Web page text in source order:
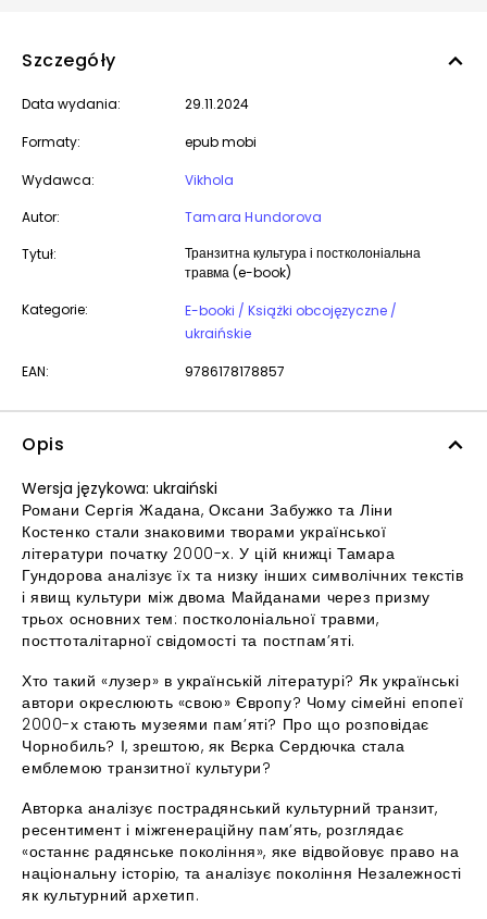
Szczegóły
Data wydania: 29.11.2024
Formaty: epub mobi
Wydawca:
Vikhola
Autor:
Tamara Hundorova
Tytuł:
Транзитна культура і постколоніальна
травма (e-book)
Kategorie:
E-booki / Książki obcojęzyczne /
ukraińskie
EAN: 9786178178857
Opis
Wersja językowa: ukraiński
Романи Сергія Жадана, Оксани Забужко та Ліни
Костенко стали знаковими творами української
літератури початку 2000-х. У цій книжці Тамара
Гундорова аналізує їх та низку інших символічних текстів
і явищ культури між двома Майданами через призму
трьох основних тем: постколоніальної травми,
посттоталітарної свідомості та постпам’яті.
Хто такий «лузер» в українській літературі? Як українські
автори окреслюють «свою» Європу? Чому сімейні епопеї
2000-х стають музеями пам’яті? Про що розповідає
Чорнобиль? І, зрештою, як Вєрка Сердючка стала
емблемою транзитної культури?
Авторка аналізує пострадянський культурний транзит,
ресентимент і міжгенераційну пам’ять, розглядає
«останнє радянське покоління», яке відвойовує право на
національну історію, та аналізує покоління Незалежності
як культурний архетип.